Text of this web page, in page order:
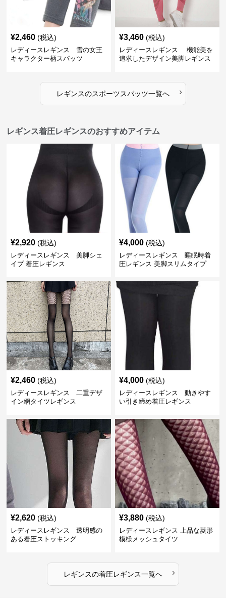
¥2,460 (税込)
レディースレギンス 雪の女王
キャラクター柄スパッツ
¥3,460 (税込)
レディースレギンス 機能美を
追求したデザイン美脚レギンス
レギンスのスポーツスパッツ一覧へ ›
レギンス着圧レギンスのおすすめアイテム
¥2,920 (税込)
レディースレギンス 美脚シェ
イプ 着圧レギンス
¥4,000 (税込)
レディースレギンス 睡眠時着
圧レギンス 美脚スリムタイプ
¥2,460 (税込)
レディースレギンス 二重デザ
イン網タイツレギンス
¥4,000 (税込)
レディースレギンス 動きやす
い引き締め着圧レギンス
¥2,620 (税込)
レディースレギンス 透明感の
ある着圧ストッキング
¥3,880 (税込)
レディースレギンス 上品な菱形
模様メッシュタイツ
レギンスの着圧レギンス一覧へ ›